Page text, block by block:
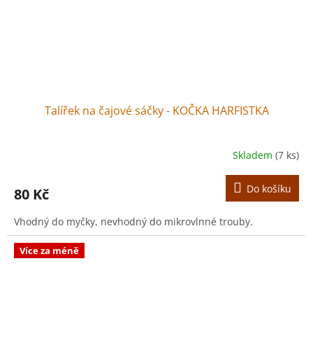
Talířek na čajové sáčky - KOČKA HARFISTKA
Skladem (7 ks)
80 Kč Do košíku
Vhodný do myčky, nevhodný do mikrovlnné trouby.
Více za méně